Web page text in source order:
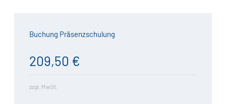
Buchung Präsenzschulung
209,50 €
zzgl. MwSt.